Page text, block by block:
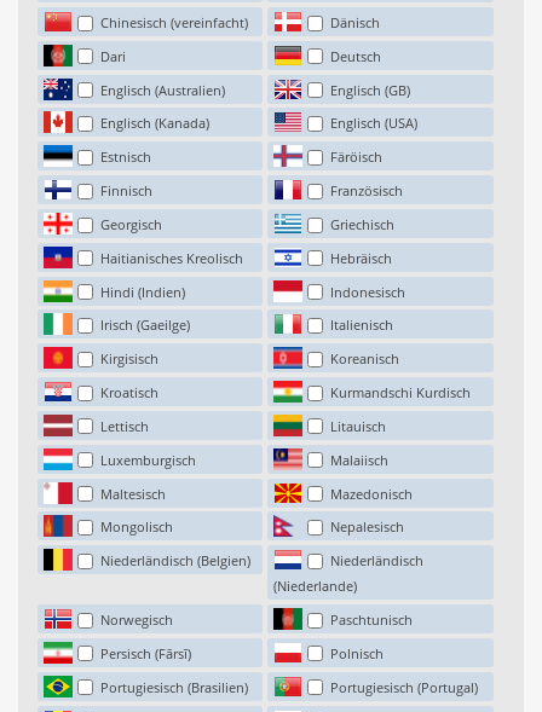
Chinesisch (vereinfacht)
Dänisch
Dari
Deutsch
Englisch (Australien)
Englisch (GB)
Englisch (Kanada)
Englisch (USA)
Estnisch
Färöisch
Finnisch
Französisch
Georgisch
Griechisch
Haitianisches Kreolisch
Hebräisch
Hindi (Indien)
Indonesisch
Irisch (Gaeilge)
Italienisch
Kirgisisch
Koreanisch
Kroatisch
Kurmandschi Kurdisch
Lettisch
Litauisch
Luxemburgisch
Malaiisch
Maltesisch
Mazedonisch
Mongolisch
Nepalesisch
Niederländisch (Belgien)
Niederländisch
(Niederlande)
Norwegisch
Paschtunisch
Persisch (Fārsī)
Polnisch
Portugiesisch (Brasilien)
Portugiesisch (Portugal)